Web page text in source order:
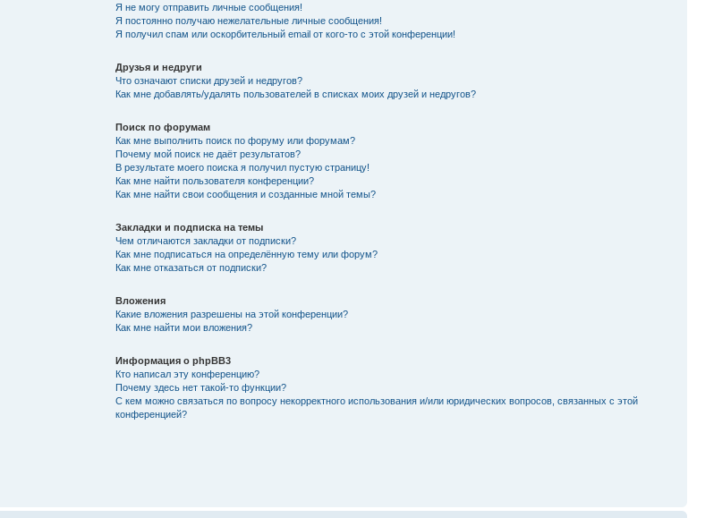
Я не могу отправить личные сообщения!
Я постоянно получаю нежелательные личные сообщения!
Я получил спам или оскорбительный email от кого-то с этой конференции!
Друзья и недруги
Что означают списки друзей и недругов?
Как мне добавлять/удалять пользователей в списках моих друзей и недругов?
Поиск по форумам
Как мне выполнить поиск по форуму или форумам?
Почему мой поиск не даёт результатов?
В результате моего поиска я получил пустую страницу!
Как мне найти пользователя конференции?
Как мне найти свои сообщения и созданные мной темы?
Закладки и подписка на темы
Чем отличаются закладки от подписки?
Как мне подписаться на определённую тему или форум?
Как мне отказаться от подписки?
Вложения
Какие вложения разрешены на этой конференции?
Как мне найти мои вложения?
Информация о phpBB3
Кто написал эту конференцию?
Почему здесь нет такой-то функции?
С кем можно связаться по вопросу некорректного использования и/или юридических вопросов, связанных с этой
конференцией?